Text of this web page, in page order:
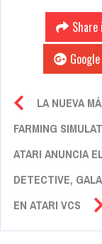
LA NUEVA
FARMING
ATARI ANUNCIA
DETECTIVE,
EN ATARI VCS